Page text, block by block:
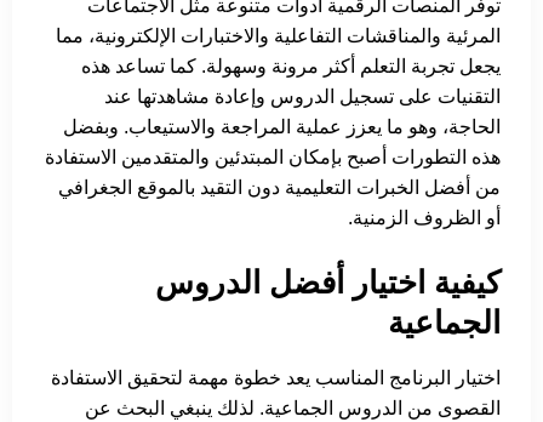
توفر المنصات الرقمية أدوات متنوعة مثل الاجتماعات
المرئية والمناقشات التفاعلية والاختبارات الإلكترونية، مما
يجعل تجربة التعلم أكثر مرونة وسهولة. كما تساعد هذه
التقنيات على تسجيل الدروس وإعادة مشاهدتها عند
الحاجة، وهو ما يعزز عملية المراجعة والاستيعاب. وبفضل
هذه التطورات أصبح بإمكان المبتدئين والمتقدمين الاستفادة
من أفضل الخبرات التعليمية دون التقيد بالموقع الجغرافي
أو الظروف الزمنية.
كيفية اختيار أفضل الدروس
الجماعية
اختيار البرنامج المناسب يعد خطوة مهمة لتحقيق الاستفادة
القصوى من الدروس الجماعية. لذلك ينبغي البحث عن